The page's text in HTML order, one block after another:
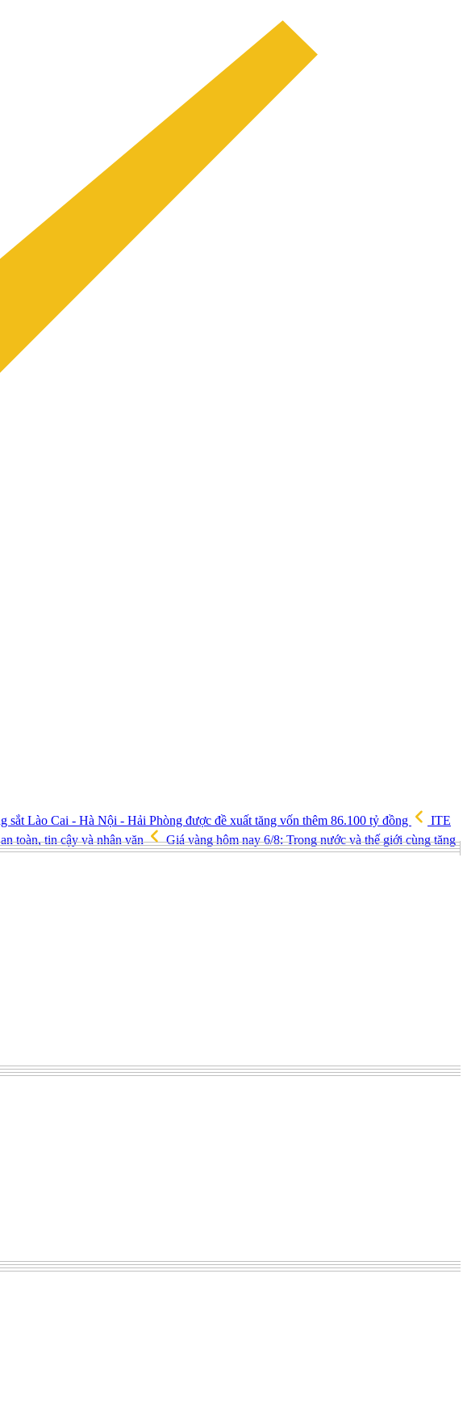
sắt Lào Cai - Hà Nội - Hải Phòng được đề xuất tăng vốn thêm 86.100 tỷ đồng
ITE
toàn, tin cậy và nhân văn Giá vàng hôm nay 6/8: Trong nước và thế giới cùng tăng